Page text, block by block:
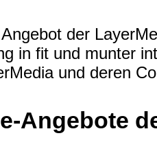
der
in fit und munter
und deren
Angebote